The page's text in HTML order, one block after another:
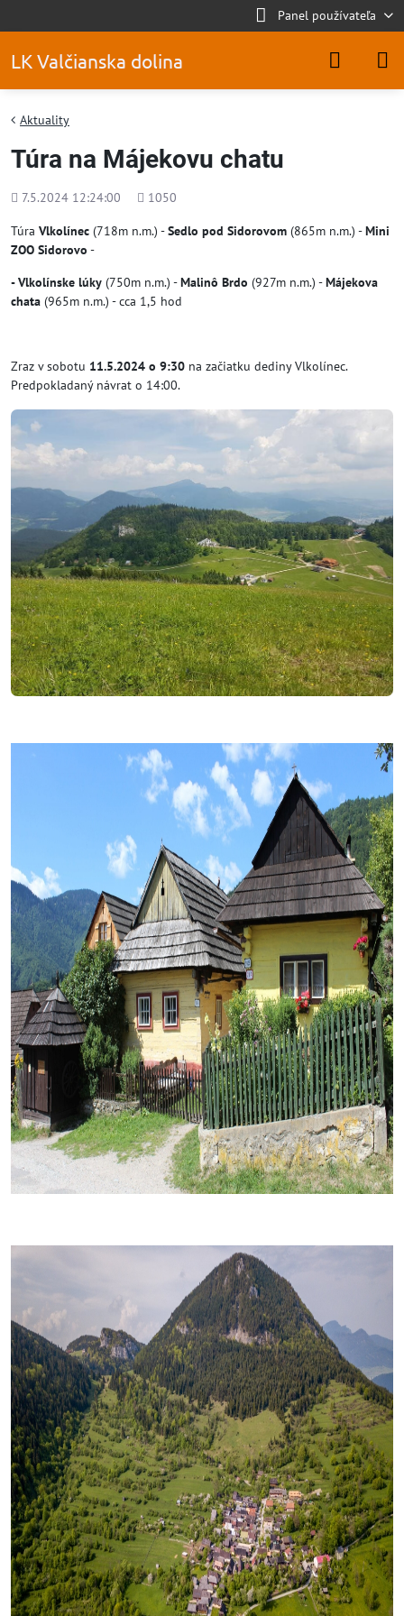
Panel používateľa
LK Valčianska dolina
Aktuality
Túra na Májekovu chatu
Pridané
7.5.2024 12:24:00
Počet
1050
Túra Vlkolínec (718m n.m.) -Sedlo pod Sidorovom (865m n.m.) -Mini
ZOO Sidorovo -
- Vlkolínske lúky (750m n.m.) -Malinô Brdo (927m n.m.) -Májekova
chata (965m n.m.) - cca 1,5 hod
Zraz v sobotu 11.5.2024 o 9:30 na začiatku dediny Vlkolínec.
Predpokladaný návrat o 14:00.